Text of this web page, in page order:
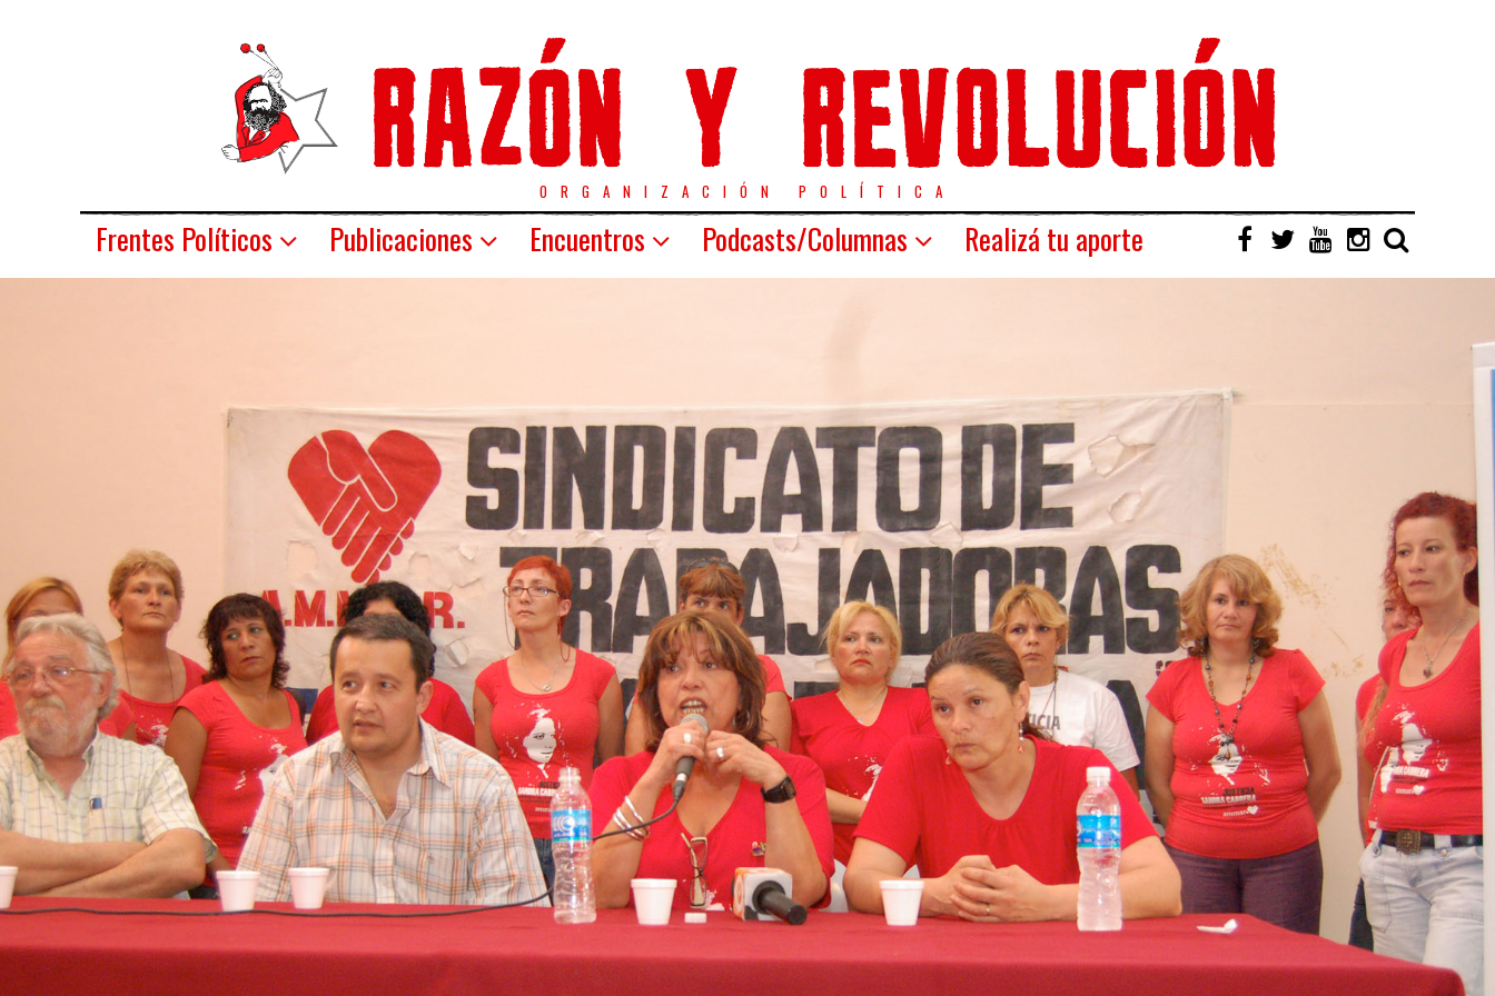
ORGANIZACIÓN POLÍTICA
Frentes Políticos Publicaciones Encuentros Podcasts/Columnas Realizá tu aporte